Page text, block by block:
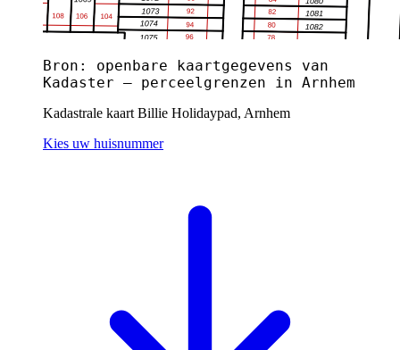
Bron: openbare kaartgegevens van
Kadaster — perceelgrenzen in Arnhem
Kadastrale kaart Billie Holidaypad, Arnhem
Kies uw huisnummer